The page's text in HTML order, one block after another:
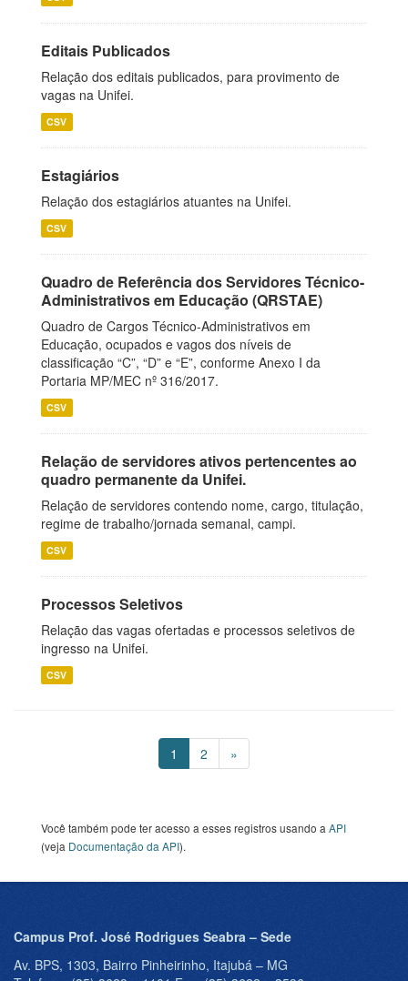
Editais Publicados
Relação dos editais publicados, para provimento de
vagas na Unifei.
CSV
Estagiários
Relação dos estagiários atuantes na Unifei.
CSV
Quadro de Referência dos Servidores Técnico-
Administrativos em Educação (QRSTAE)
Quadro de Cargos Técnico-Administrativos em
Educação, ocupados e vagos dos níveis de
classificação “C”, “D” e “E”, conforme Anexo I da
Portaria MP/MEC nº 316/2017.
CSV
Relação de servidores ativos pertencentes ao
quadro permanente da Unifei.
Relação de servidores contendo nome, cargo, titulação,
regime de trabalho/jornada semanal, campi.
CSV
Processos Seletivos
Relação das vagas ofertadas e processos seletivos de
ingresso na Unifei.
CSV
1 2 »
Você também pode ter acesso a esses registros usando a API
(veja Documentação da API).
Campus Prof. José Rodrigues Seabra – Sede
Av. BPS, 1303, Bairro Pinheirinho, Itajubá – MG